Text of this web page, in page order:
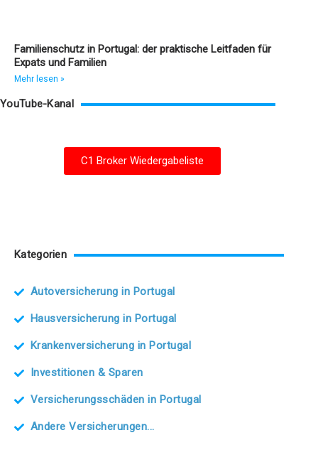
Familienschutz in Portugal: der praktische Leitfaden für
Expats und Familien
Mehr lesen »
YouTube-Kanal
C1 Broker Wiedergabeliste
Kategorien
Autoversicherung in Portugal
Hausversicherung in Portugal
Krankenversicherung in Portugal
Investitionen & Sparen
Versicherungsschäden in Portugal
Andere Versicherungen...